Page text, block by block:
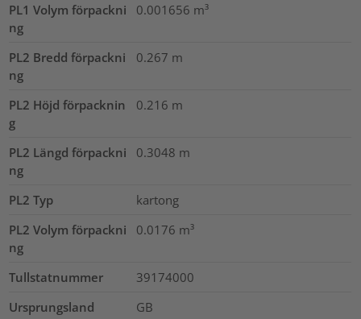
PL1 Volym förpackni
ng
0.001656 m³
PL2 Bredd förpackni
ng
0.267 m
PL2 Höjd förpacknin
g
0.216 m
PL2 Längd förpackni
ng
0.3048 m
PL2 Typ
kartong
PL2 Volym förpackni
ng
0.0176 m³
Tullstatnummer
39174000
Ursprungsland
GB